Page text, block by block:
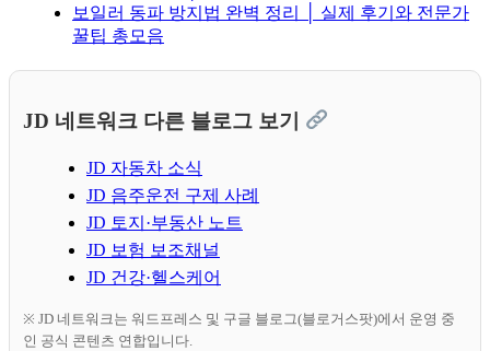
보일러 동파 방지법 완벽 정리 │ 실제 후기와 전문가
꿀팁 총모음
JD 네트워크 다른 블로그 보기
JD 자동차 소식
JD 음주운전 구제 사례
JD 토지·부동산 노트
JD 보험 보조채널
JD 건강·헬스케어
※ JD 네트워크는 워드프레스 및 구글 블로그(블로거스팟)에서 운영 중
인 공식 콘텐츠 연합입니다.